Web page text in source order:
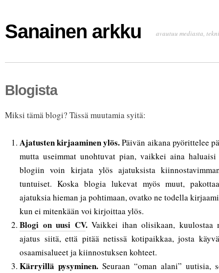
Sanainen arkku avautuu mediasta,
Blogista
Miksi tämä blogi? Tässä muutamia syitä:
Ajatusten kirjaaminen ylös.Päivän aikana pyörittelee
mutta useimmat unohtuvat pian, vaikkei aina
blogiin voin kirjata ylös ajatuksista
tuntuiset. Koska blogia lukevat myös muut,
ajatuksia hieman ja pohtimaan, ovatko ne todella
kun ei mitenkään voi kirjoittaa ylös.
Blogi on uusi CV.Vaikkei ihan olisikaan, kuulostaa
ajatus siitä, että pitää netissä kotipaikkaa, josta
osaamisalueet ja kiinnostuksen kohteet.
Kärryillä pysyminen. Seuraan “oman alani” uutisia,